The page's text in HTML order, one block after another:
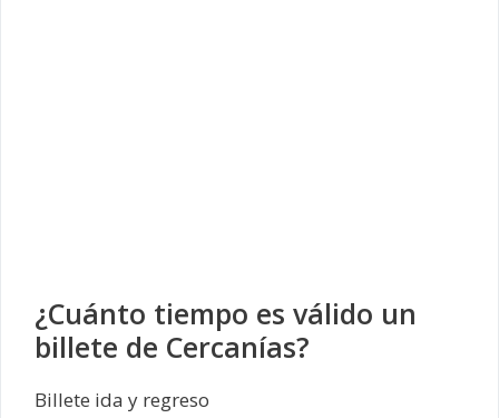
¿Cuánto tiempo es válido un
billete de Cercanías?
Billete ida y regreso